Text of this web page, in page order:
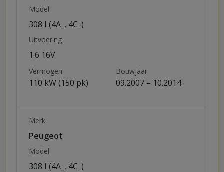
Model
308 I (4A_, 4C_)
Uitvoering
1.6 16V
Vermogen
110 kW (150 pk)
Bouwjaar
09.2007 – 10.2014
Merk
Peugeot
Model
308 I (4A_, 4C_)